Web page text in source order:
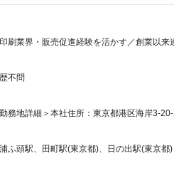
刷業界・販売促進経験を活かす／創業以
不問
務地詳細＞本社住所：東京都港区海岸3-
ふ頭駅、田町駅(東京都)、日の出駅(東京都)